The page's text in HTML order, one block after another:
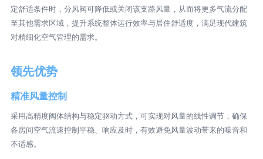
定舒适条件时，分风阀可降低或关闭该支路风量，从而将更多气流分配
至其他需求区域，提升系统整体运行效率与居住舒适度，满足现代建筑
对精细化空气管理的需求。
领先优势
精准风量控制
采用高精度阀体结构与稳定驱动方式，可实现对风量的线性调节，确保
各房间空气流速控制平稳、响应及时，有效避免风量波动带来的噪音和
不适感。